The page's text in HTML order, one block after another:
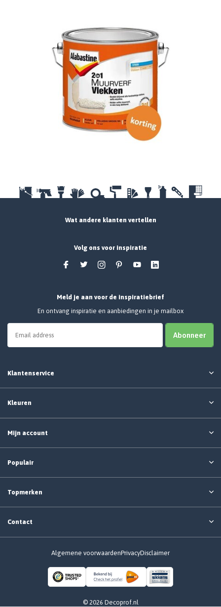
Wat andere klanten vertellen
Volg ons voor inspiratie
Meld je aan voor de inspiratiebrief
En ontvang inspiratie en aanbiedingen in je mailbox
Abonneer
Klantenservice
Kleuren
Mijn account
Populair
Topmerken
Contact
Algemene voorwaardenPrivacyDisclaimer
© 2026 Decoprof.nl